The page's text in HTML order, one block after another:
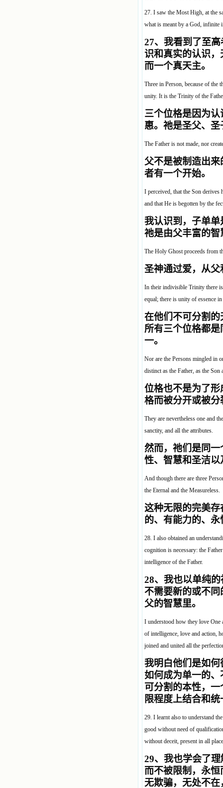
27. I saw the Most High, at the
what is meant by a God, infinite
27、我看到了至
识和真实的认识
而一个真天主。
Three in Person, because of the
unity. It is the Trinity of the
三个位格是因为
惠。祂是圣父、
The Father is not made, nor
父不是被制造出
者有一个开始。
I perceived, that the Son derives
and that He is begotten by the
我认识到，子单
祂是由父丰富的智
The Holy Ghost proceeds from
圣神通过爱，从父
In their indivisible Trinity there is
equal; there is unity of essence
在他们不可分割
所有三个位格都
一。
Nor are the Persons mingled in
distinct as the Father, as the
位格也不是为了
格而被分开或被
They are nevertheless one and
sanctity, and all the attributes.
然而，祂们是同
性、智慧和圣洁
And though there are three
the Eternal and the Measureless.
这种无限的完美
的、有能力的、
28. I also obtained an
cognition is necessary: the
intelligence of the Father.
28、我也以单纯的
不需要新的或不
父的智慧里。
I understood how they love One
of intelligence, love and action,
joined and united all the
我明白他们是如
如何成为单一的
可分割的本性，
限程度上结合和统
29. I learnt also to understand
good without need of
without deceit, present in all
29、我也学会了
而不被限制，永
无欺骗，无处不